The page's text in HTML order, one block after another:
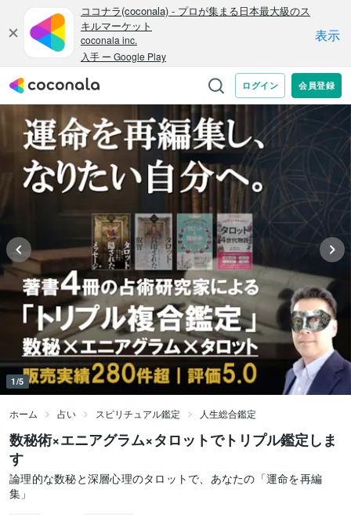
1/5
ホーム 占い スピリチュアル鑑定 人生総合鑑定
数秘術×エニアグラム×タロットでトリプル鑑定しま
す
論理的な数秘と深層心理のタロットで、あなたの「運命を再編
集」